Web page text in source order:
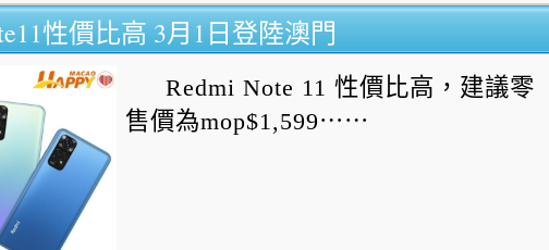
性價比高 3月1日登陸澳門
Redmi Note 11 性價比高，建議零
售價為mop$1,599⋯⋯